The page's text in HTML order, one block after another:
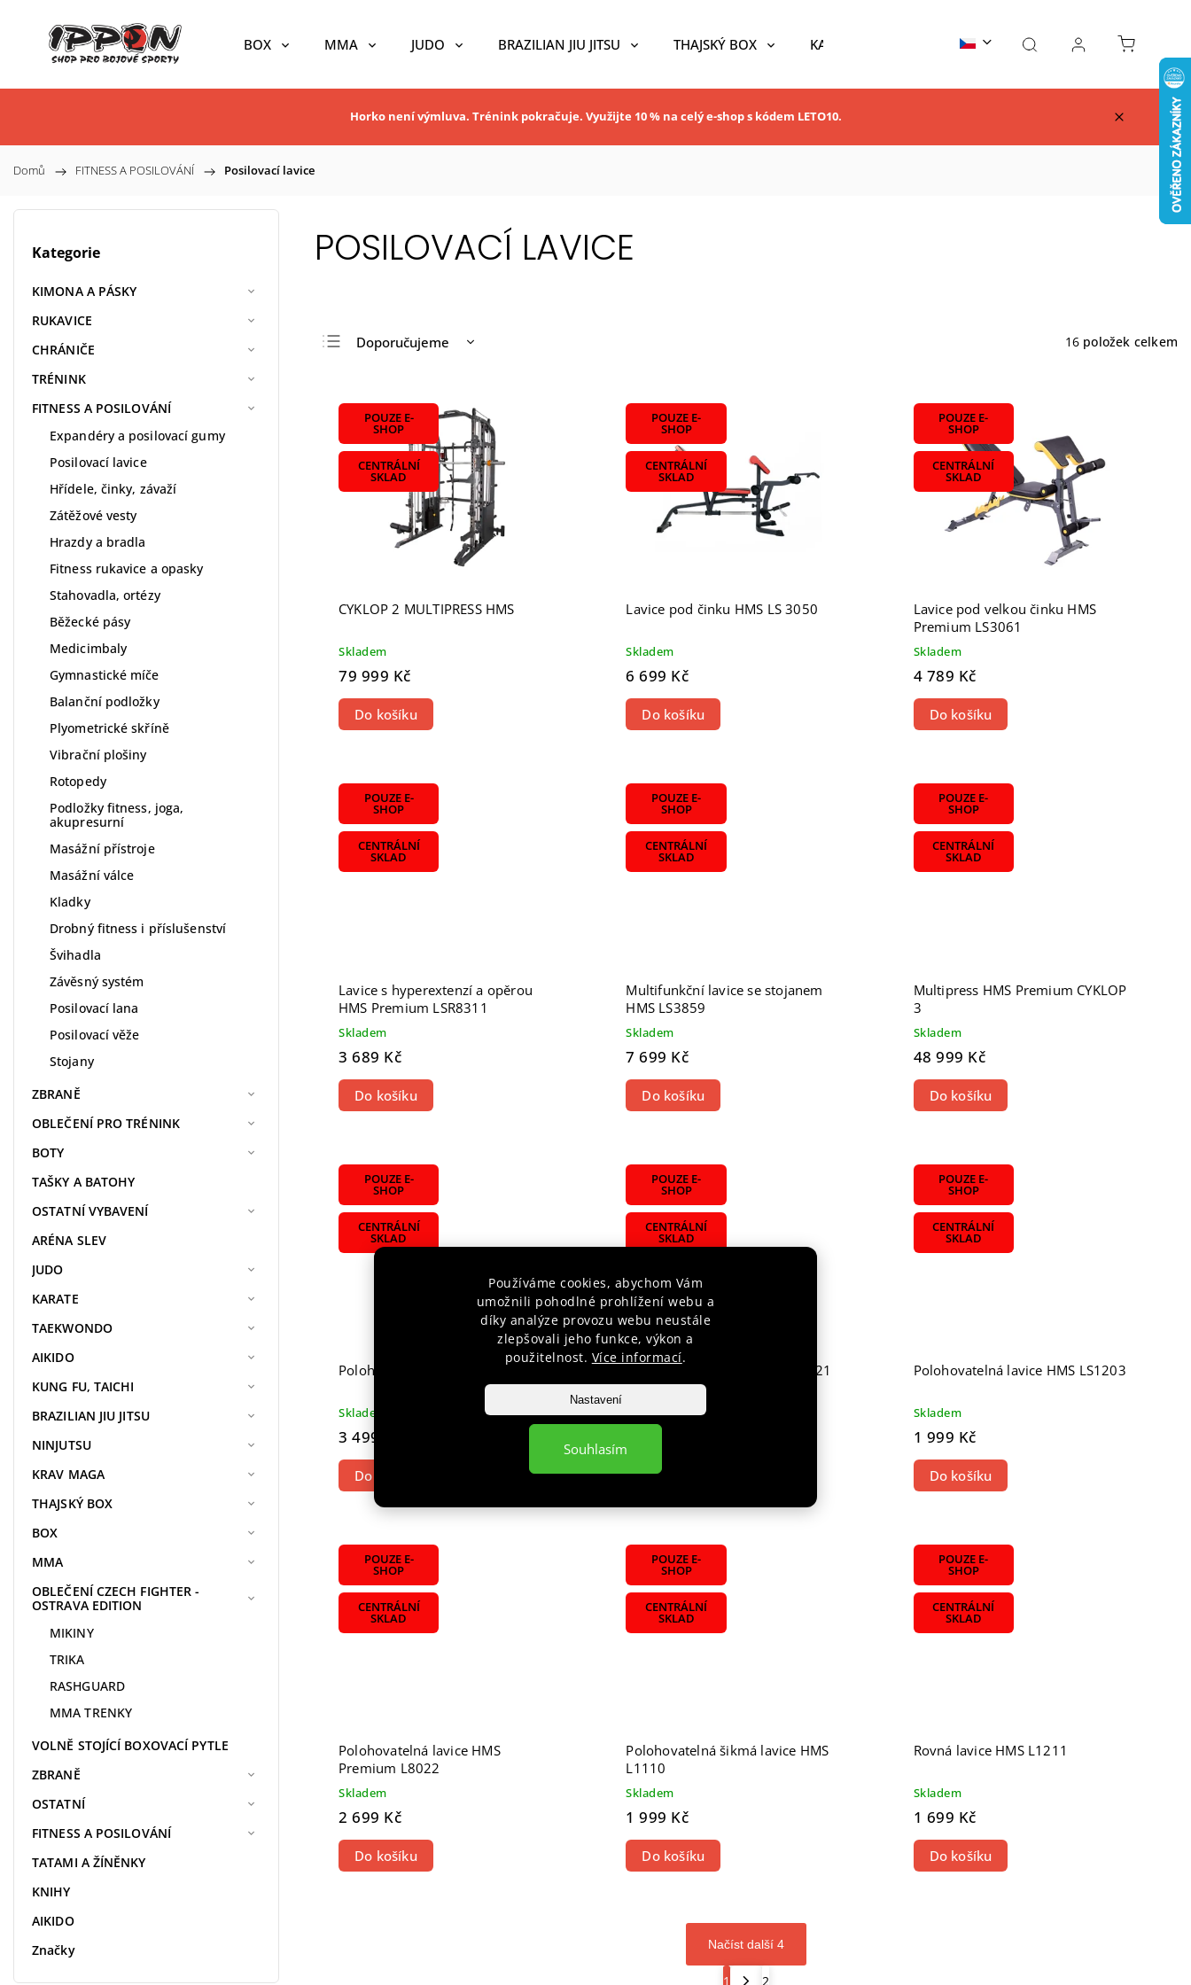
Používáme cookies, abychom Vám
umožnili pohodlné prohlížení webu a
díky analýze provozu webu neustále
zlepšovali jeho funkce, výkon a
použitelnost. Více informací.
Nastavení
Souhlasím
BOX MMA JUDO BRAZILIAN JIU JITSU THAJSKÝ BOX KARATE TAEKWONDO AIKIDO
Horko není výmluva. Trénink pokračuje. Využijte 10 % na celý e-shop s kódem LETO10.
Domů / FITNESS A POSILOVÁNÍ / Posilovací lavice
Kategorie
KIMONA A PÁSKY
RUKAVICE
CHRÁNIČE
TRÉNINK
FITNESS A POSILOVÁNÍ
Expandéry a posilovací gumy
Posilovací lavice
Hřídele, činky, závaží
Zátěžové vesty
Hrazdy a bradla
Fitness rukavice a opasky
Stahovadla, ortézy
Běžecké pásy
Medicimbaly
Gymnastické míče
Balanční podložky
Plyometrické skříně
Vibrační plošiny
Rotopedy
Podložky fitness, joga,
akupresurní
Masážní přístroje
Masážní válce
Kladky
Drobný fitness i příslušenství
Švihadla
Závěsný systém
Posilovací lana
Posilovací věže
Stojany
ZBRANĚ
OBLEČENÍ PRO TRÉNINK
BOTY
TAŠKY A BATOHY
OSTATNÍ VYBAVENÍ
ARÉNA SLEV
JUDO
KARATE
TAEKWONDO
AIKIDO
KUNG FU, TAICHI
BRAZILIAN JIU JITSU
NINJUTSU
KRAV MAGA
THAJSKÝ BOX
BOX
MMA
OBLEČENÍ CZECH FIGHTER -
OSTRAVA EDITION
MIKINY
TRIKA
RASHGUARD
MMA TRENKY
VOLNĚ STOJÍCÍ BOXOVACÍ PYTLE
ZBRANĚ
OSTATNÍ
FITNESS A POSILOVÁNÍ
TATAMI A ŽÍNĚNKY
KNIHY
AIKIDO
Značky
POSILOVACÍ LAVICE
Doporučujeme
Nejdražší
Nejprodávanější
Abecedně
16 položek celkem
POUZE E-
SHOP
CENTRÁLNÍ
SKLAD
CYKLOP 2 MULTIPRESS HMS
Skladem
79 999 Kč
Do košíku
POUZE E-
SHOP
CENTRÁLNÍ
SKLAD
Lavice pod činku HMS LS 3050
Skladem
6 699 Kč
Do košíku
POUZE E-
SHOP
CENTRÁLNÍ
SKLAD
Lavice pod velkou činku HMS
Premium LS3061
Skladem
4 789 Kč
Do košíku
POUZE E-
SHOP
CENTRÁLNÍ
SKLAD
Lavice s hyperextenzí a opěrou
HMS Premium LSR8311
Skladem
3 689 Kč
Do košíku
POUZE E-
SHOP
CENTRÁLNÍ
SKLAD
Multifunkční lavice se stojanem
HMS LS3859
Skladem
7 699 Kč
Do košíku
POUZE E-
SHOP
CENTRÁLNÍ
SKLAD
Multipress HMS Premium CYKLOP
3
Skladem
48 999 Kč
Do košíku
POUZE E-
SHOP
CENTRÁLNÍ
SKLAD
Polohovatelná lavice HMS L 8015
Skladem
3 499 Kč
Do košíku
POUZE E-
SHOP
CENTRÁLNÍ
SKLAD
Polohovatelná lavice HMS L8021
Skladem
Do košíku
POUZE E-
SHOP
CENTRÁLNÍ
SKLAD
Polohovatelná lavice HMS LS1203
Skladem
1 999 Kč
Do košíku
POUZE E-
SHOP
CENTRÁLNÍ
SKLAD
Polohovatelná lavice HMS
Premium L8022
Skladem
2 699 Kč
Do košíku
POUZE E-
SHOP
CENTRÁLNÍ
SKLAD
Polohovatelná šikmá lavice HMS
L1110
Skladem
1 999 Kč
Do košíku
POUZE E-
SHOP
CENTRÁLNÍ
SKLAD
Rovná lavice HMS L1211
Skladem
1 699 Kč
Do košíku
Načíst další 4
1
2